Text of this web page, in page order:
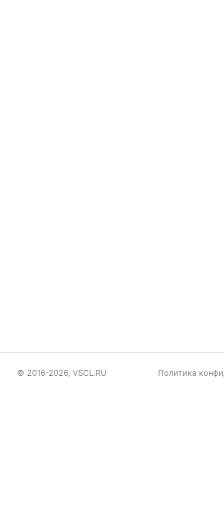
© 2016-2026, VSCL.RU Политика